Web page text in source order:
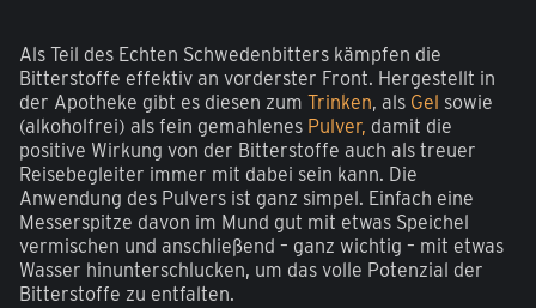
Als Teil des Echten Schwedenbitters kämpfen die
Bitterstoffe effektiv an vorderster Front. Hergestellt in
der Apotheke gibt es diesen zum Trinken, als Gel sowie
(alkoholfrei) als fein gemahlenes Pulver, damit die
positive Wirkung von der Bitterstoffe auch als treuer
Reisebegleiter immer mit dabei sein kann. Die
Anwendung des Pulvers ist ganz simpel. Einfach eine
Messerspitze davon im Mund gut mit etwas Speichel
vermischen und anschließend – ganz wichtig – mit etwas
Wasser hinunterschlucken, um das volle Potenzial der
Bitterstoffe zu entfalten.